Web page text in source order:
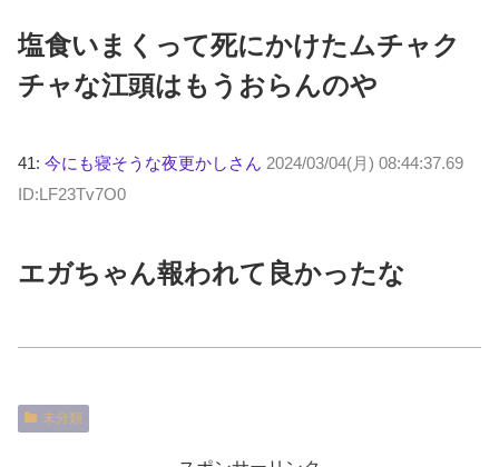
塩食いまくって死にかけたムチャク
チャな江頭はもうおらんのや
41: 今にも寝そうな夜更かしさん 2024/03/04(月) 08:44:37.69
ID:LF23Tv7O0
エガちゃん報われて良かったな
未分類